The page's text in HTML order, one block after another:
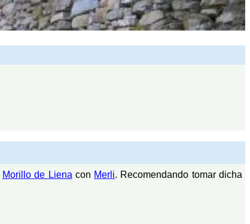
Morillo de Liena con Merli. Recomendando tomar dicha